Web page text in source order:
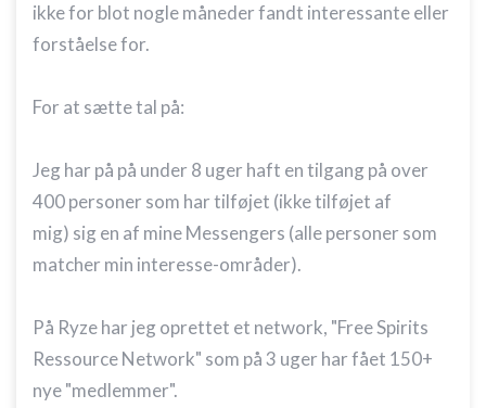
ikke for blot nogle måneder fandt interessante eller
forståelse for.
For at sætte tal på:
Jeg har på på under 8 uger haft en tilgang på over
400 personer som har tilføjet (ikke tilføjet af
mig) sig en af mine Messengers (alle personer som
matcher min interesse-områder).
På Ryze har jeg oprettet et network, "Free Spirits
Ressource Network" som på 3 uger har fået 150+
nye "medlemmer".
annoncering
Bruge profiler til at vælge tilpasset indhold
Måle indholdseffektivitet
Forstå målgrupper gennem statistikker eller
kombinationer af oplysninger fra forskellige
kilder
Udvikle og forbedre tjenester
Bruge begrænsede oplysninger til at vælge
indhold